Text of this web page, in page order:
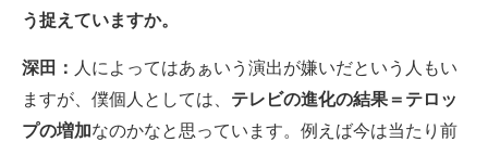
エネルギーの専門メディア
建設×テクノロジーの最前線
ちょっと気になるネットの話題
う捉えていますか。
深田： 人によってはあぁいう演出が嫌いだという人もい
ますが、僕個人としては、 テレビの進化の結果＝テロッ
プの増加なのかなと思っています。例えば今は当たり前